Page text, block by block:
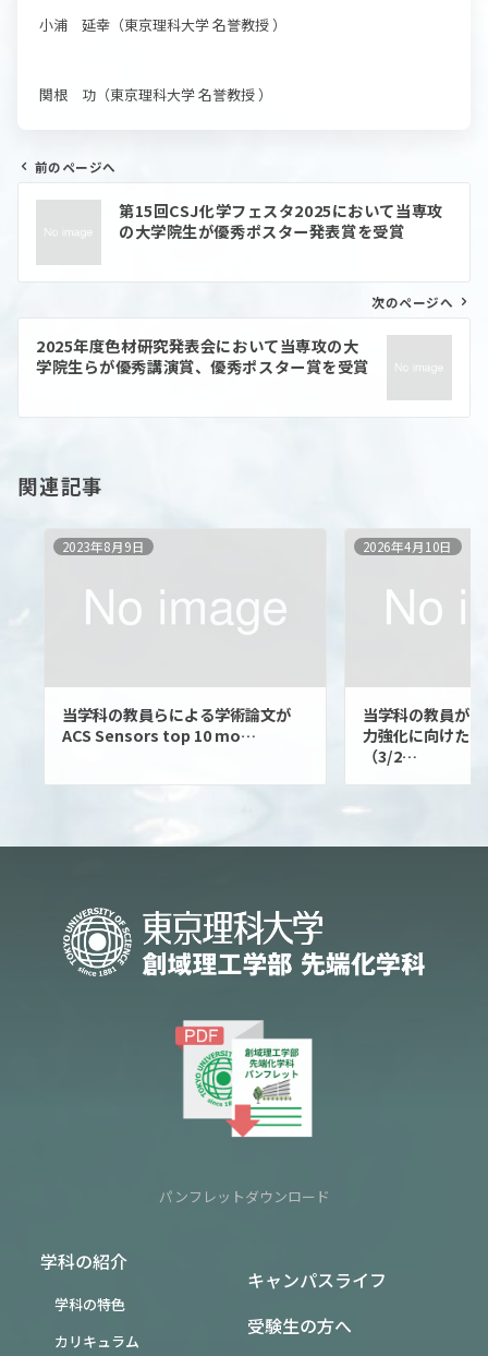
小浦 延幸（東京理科大学 名誉教授 ）
関根 功（東京理科大学 名誉教授 ）
ゲ
シ
前のページへ
第15回CSJ化学フェスタ2025において当専攻
の大学院生が優秀ポスター発表賞を受賞
次のページへ
2025年度色材研究発表会において当専攻の大
学院生らが優秀講演賞、優秀ポスター賞を受賞
関連記事
2023年8月9日
当学科の教員らによる学術論文が
ACS Sensors top 10 mo…
2026年4月10日
当学科の教員が
力強化に向けた
（3/2…
パンフレットダウンロード
学科の紹介
学科の特色
カリキュラム
キャンパスライフ
受験生の方へ